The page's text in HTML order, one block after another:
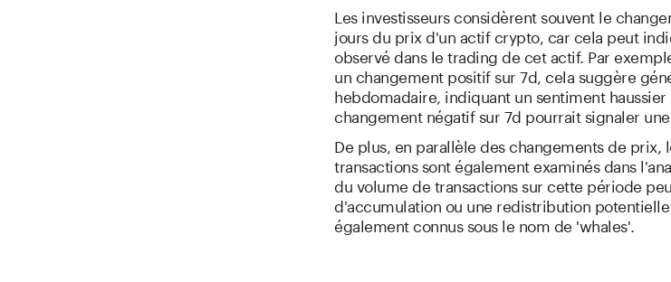
Les investisseurs considèrent souvent le
jours du prix d'un actif crypto, car cela peut
observé dans le trading de cet actif. Par
un changement positif sur 7d, cela suggère
hebdomadaire, indiquant un sentiment
changement négatif sur 7d pourrait signaler
De plus, en parallèle des changements de prix,
transactions sont également examinés dans
du volume de transactions sur cette période
d'accumulation ou une redistribution
également connus sous le nom de 'whales'.